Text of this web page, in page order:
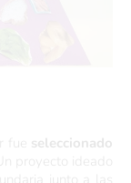
fue seleccionado
Un proyecto ideado
junto a las